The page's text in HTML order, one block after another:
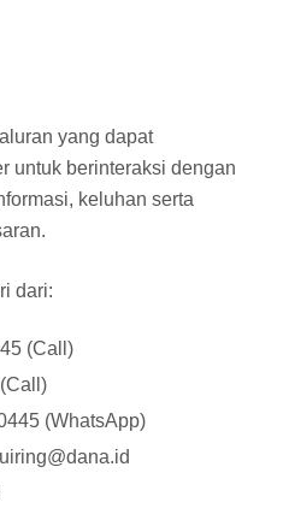
yang dapat
untuk berinteraksi dengan
keluhan serta
dari:
(Call)
(WhatsApp)